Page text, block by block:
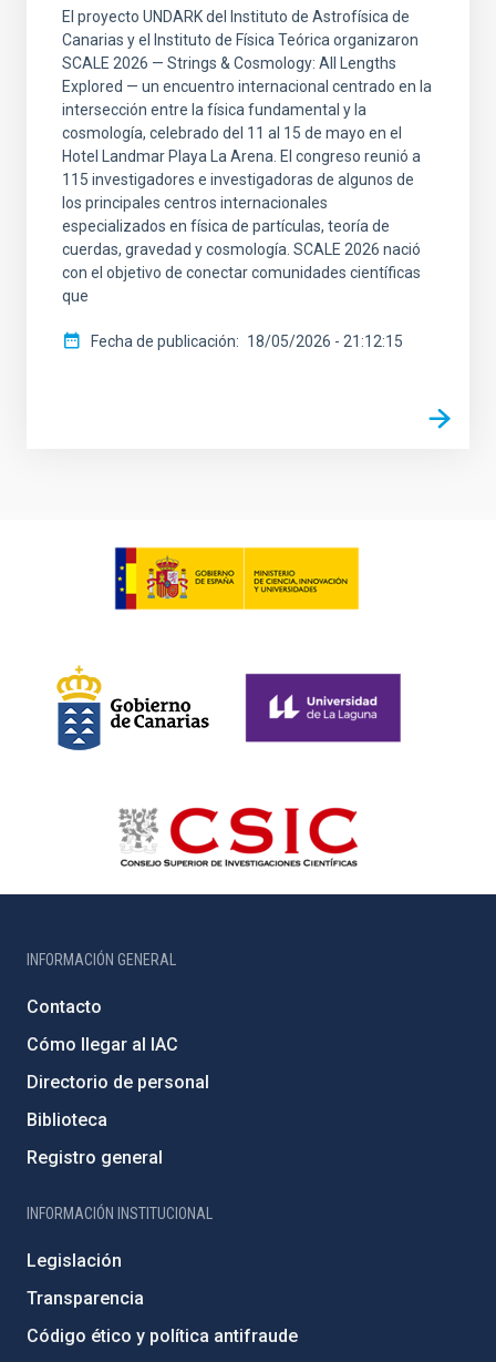
El proyecto UNDARK del Instituto de Astrofísica de
Canarias y el Instituto de Física Teórica organizaron
SCALE 2026 — Strings & Cosmology: All Lengths
Explored — un encuentro internacional centrado en la
intersección entre la física fundamental y la
cosmología, celebrado del 11 al 15 de mayo en el
Hotel Landmar Playa La Arena. El congreso reunió a
115 investigadores e investigadoras de algunos de
los principales centros internacionales
especializados en física de partículas, teoría de
cuerdas, gravedad y cosmología. SCALE 2026 nació
con el objetivo de conectar comunidades científicas
que
Fecha de publicación 18/05/2026 - 21:12:15
INFORMACIÓN GENERAL
Contacto
Cómo llegar al IAC
Directorio de personal
Biblioteca
Registro general
INFORMACIÓN INSTITUCIONAL
Legislación
Transparencia
Código ético y política antifraude